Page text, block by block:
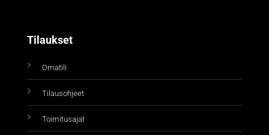
Tilaukset
Omatili
Tilausohjeet
Toimitusajat